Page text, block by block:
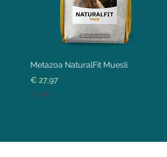
Metazoa NaturalFit Muesli
Prijs
€ 27,97
incl.Btw